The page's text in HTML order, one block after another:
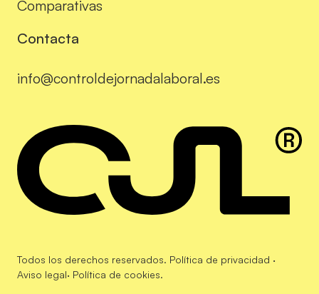
Comparativas
Contacta
info@controldejornadalaboral.es
Todos los derechos reservados. Política de privacidad ·
Aviso legal· Política de cookies.